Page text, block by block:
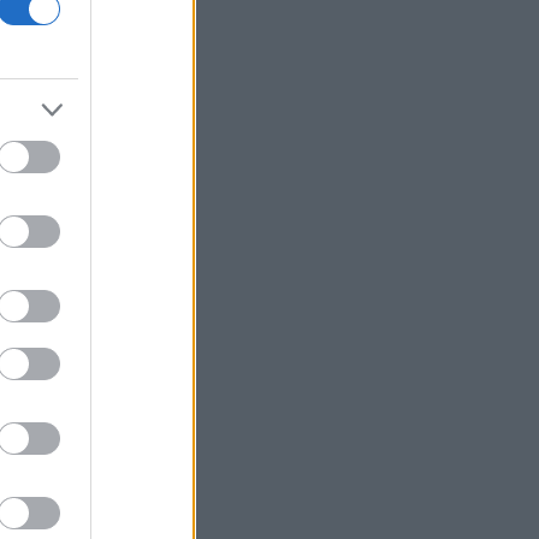
πραγματοποίησαν 10 παραβάσεις και
Ο Ζελένσκι θα επισκεφθεί τη Σερβία
για πρώτη φορά από την έναρξη του
Ξεκινούν τα δοκιμαστικά δρομολόγια
Θεσσαλονίκης προς την Καλαμαριά
Ο ΟΤΕ στους δείκτες FTSE4Good για
Νέος γύρος χρηματοδότησης 8 δισ.
Βρεττού (Credia): Πιστωτική επέκταση
Επιταχύνει την ανάπτυξη, μεταθέτει
το μέρισμα
ενδοσυνεδριακό ρεκόρ για τον Stoxx